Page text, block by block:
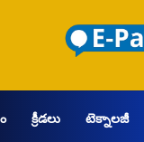
క్రీడలు టెక్నాలజీ